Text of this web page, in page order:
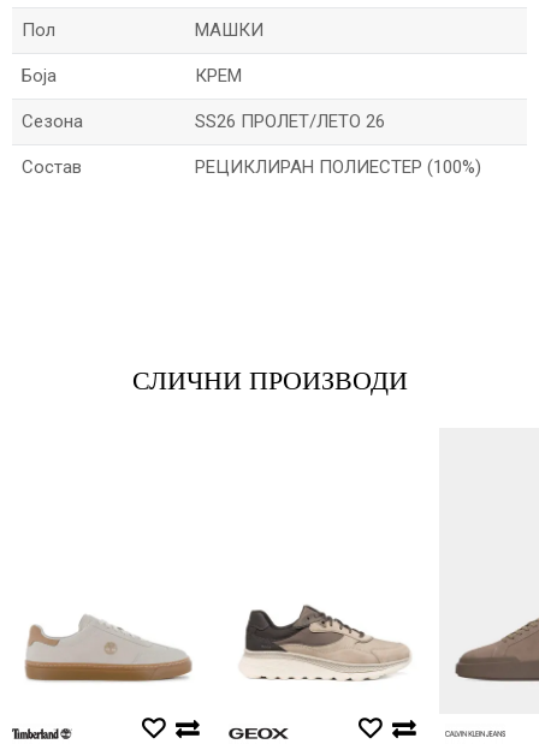
Пол МАШКИ
Боја КРЕМ
Сезона SS26 ПРОЛЕТ/ЛЕТО 26
Состав РЕЦИКЛИРАН ПОЛИЕСТЕР (100%)
Анти спам заштита - пресметајте колку е 9 - 4 :
СЛИЧНИ ПРОИЗВОДИ